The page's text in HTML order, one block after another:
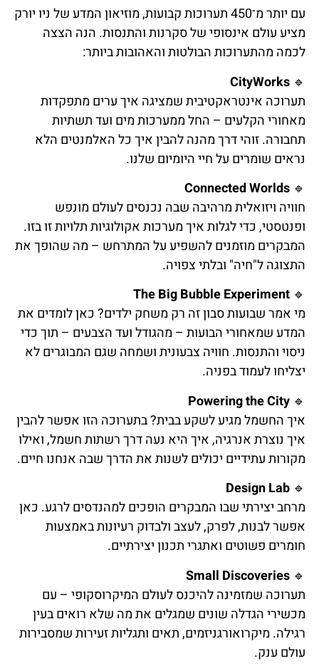
עם יותר מ־450 תערוכות קבועות, מוזיאון המדע של ניו יורק
מציע עולם אינסופי של סקרנות והתנסות. הנה הצצה
לכמה מהתערוכות הבולטות והאהובות ביותר:
🔹
CityWorks
תערוכה אינטראקטיבית שמציגה איך ערים מתפקדות
מאחורי הקלעים – החל ממערכות מים ועד תשתיות
תחבורה. זוהי דרך מהנה להבין איך כל האלמנטים הלא
נראים שומרים על חיי היומיום שלנו.
🔹
Connected Worlds
חוויה ויזואלית מרהיבה שבה נכנסים לעולם מונפש
ופנטסטי, כדי לגלות איך מערכות אקולוגיות תלויות זו בזו.
המבקרים מוזמנים להשפיע על המתרחש – מה שהופך את
התצוגה ל"חיה" ובלתי צפויה.
🔹
The Big Bubble Experiment
מי אמר שבועות סבון זה רק משחק ילדים? כאן לומדים את
המדע שמאחורי הבועות – מהגודל ועד הצבעים – תוך כדי
ניסוי והתנסות. חוויה צבעונית ושמחה שגם המבוגרים לא
יצליחו לעמוד בפניה.
🔹
Powering the City
איך החשמל מגיע לשקע בבית? בתערוכה הזו אפשר להבין
איך נוצרת אנרגיה, איך היא נעה דרך רשתות חשמל, ואילו
מקורות עתידיים יכולים לשנות את הדרך שבה אנחנו חיים.
🔹
Design Lab
מרחב יצירתי שבו המבקרים הופכים למהנדסים לרגע. כאן
אפשר לבנות, לפרק, לעצב ולבדוק רעיונות באמצעות
חומרים פשוטים ואתגרי תכנון יצירתיים.
🔹
Small Discoveries
תערוכה שמזמינה להיכנס לעולם המיקרוסקופי – עם
מכשירי הגדלה שונים שמגלים את מה שלא רואים בעין
רגילה. מיקרואורגניזמים, תאים ותגליות זעירות שמסבירות
עולם ענק.